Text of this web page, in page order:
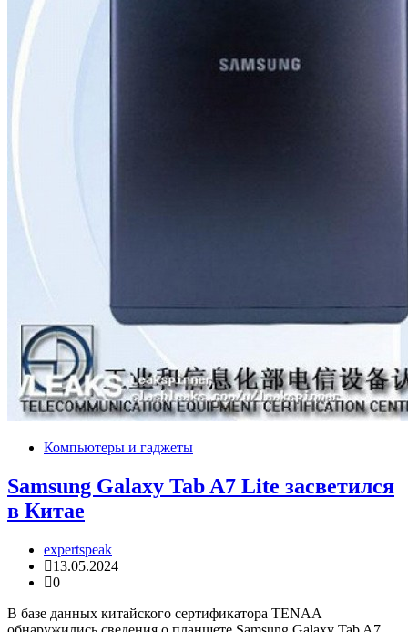
Компьютеры и гаджеты
Samsung Galaxy Tab A7 Lite засветился
в Китае
expertspeak
13.05.2024
0
В базе данных китайского сертификатора TENAA